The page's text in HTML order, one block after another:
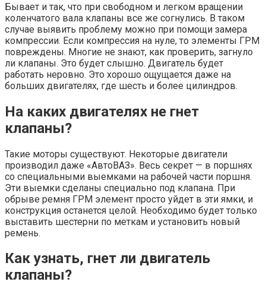
Бывает и так, что при свободном и легком вращении
коленчатого вала клапаны все же согнулись. В таком
случае выявить проблему можно при помощи замера
компрессии. Если компрессия на нуле, то элементы ГРМ
повреждены. Многие не знают, как проверить, загнуло
ли клапаны. Это будет слышно. Двигатель будет
работать неровно. Это хорошо ощущается даже на
больших двигателях, где шесть и более цилиндров.
На каких двигателях не гнет
клапаны?
Такие моторы существуют. Некоторые двигатели
производил даже «АвтоВАЗ». Весь секрет — в поршнях
со специальными выемками на рабочей части поршня.
Эти выемки сделаны специально под клапана. При
обрыве ремня ГРМ элемент просто уйдет в эти ямки, и
конструкция останется целой. Необходимо будет только
выставить шестерни по меткам и установить новый
ремень.
Как узнать, гнет ли двигатель
клапаны?